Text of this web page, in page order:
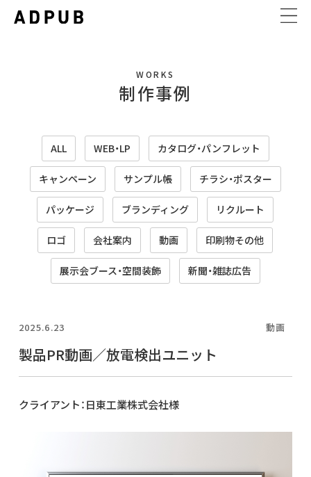
WORKS
制作事例
ALL WEB・LP カタログ・パンフレット
キャンペーン サンプル帳 チラシ・ポスター
パッケージ ブランディング リクルート
ロゴ 会社案内 動画 印刷物その他
展示会ブース・空間装飾 新聞・雑誌広告
動画
2025.6.23
製品PR動画／放電検出ユニット
クライアント：日東工業株式会社様